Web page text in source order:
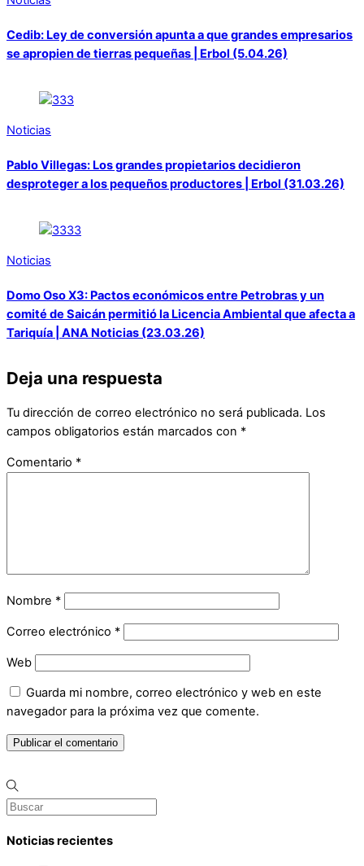
Cedib: Ley de conversión apunta a que grandes empresarios
se apropien de tierras pequeñas | Erbol (5.04.26)
Noticias
Pablo Villegas: Los grandes propietarios decidieron
desproteger a los pequeños productores | Erbol (31.03.26)
Noticias
Domo Oso X3: Pactos económicos entre Petrobras y un
comité de Saicán permitió la Licencia Ambiental que afecta a
Tariquía | ANA Noticias (23.03.26)
Deja una respuesta
Tu dirección de correo electrónico no será publicada. Los
campos obligatorios están marcados con *
Comentario *
Nombre *
Correo electrónico *
Web
Guarda mi nombre, correo electrónico y web en este
navegador para la próxima vez que comente.
Noticias recientes